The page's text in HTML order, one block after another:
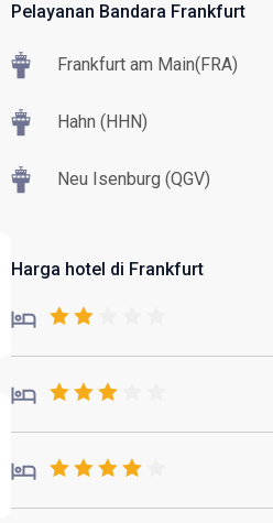
Pelayanan Bandara Frankfurt
Frankfurt am Main(FRA)
Hahn (HHN)
Neu Isenburg (QGV)
Harga hotel di Frankfurt